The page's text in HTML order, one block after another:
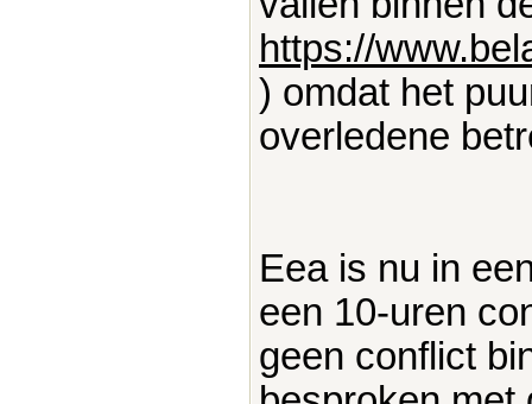
https://
) omdat het
overledene
Eea is nu in
een 10-uren
geen conflict